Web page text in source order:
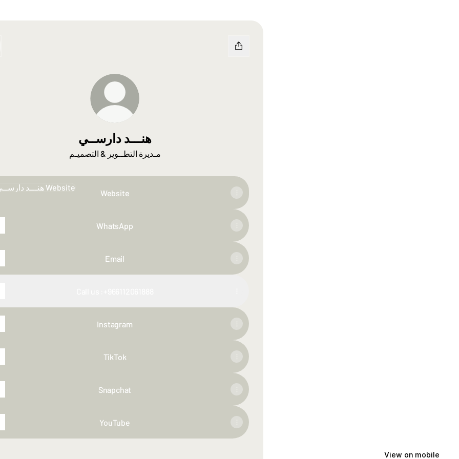
هنـــد دارســي
مـديرة التطــوير & التصميـم
Website
WhatsApp
Email
Instagram
TikTok
Snapchat
YouTube
View on mobile